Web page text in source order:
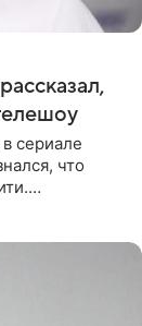
сериале
что